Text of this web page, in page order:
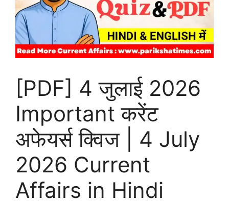
[PDF] 4 जुलाई 2026
Important करेंट
अफेयर्स क्विज | 4 July
2026 Current
Affairs in Hindi